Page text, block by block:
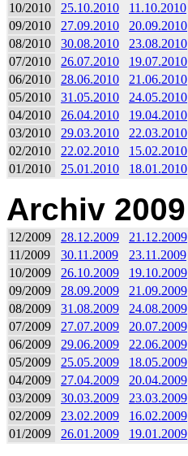
10/2010
25.10.2010 11.10.2010
09/2010
27.09.2010 20.09.2010
08/2010
30.08.2010 23.08.2010
07/2010
26.07.2010 19.07.2010
06/2010
28.06.2010 21.06.2010
05/2010
31.05.2010 24.05.2010
04/2010
26.04.2010 19.04.2010
03/2010
29.03.2010 22.03.2010
02/2010
22.02.2010 15.02.2010
01/2010
25.01.2010 18.01.2010
Archiv 2009
12/2009 28.12.2009 21.12.2009
11/2009
30.11.2009 23.11.2009
10/2009
26.10.2009 19.10.2009
09/2009
28.09.2009 21.09.2009
08/2009
31.08.2009 24.08.2009
07/2009
27.07.2009 20.07.2009
06/2009
29.06.2009 22.06.2009
05/2009
25.05.2009 18.05.2009
04/2009
27.04.2009 20.04.2009
03/2009
30.03.2009 23.03.2009
02/2009
23.02.2009 16.02.2009
01/2009
26.01.2009 19.01.2009